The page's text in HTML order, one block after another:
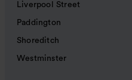
Liverpool Street
Paddington
Shoreditch
Westminster